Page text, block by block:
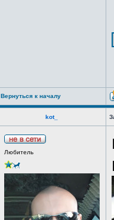
Вернуться к началу
kot_
Любитель